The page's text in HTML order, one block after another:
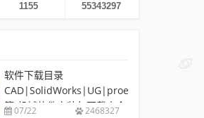
1155 55343297
软件下载目录
CAD|SolidWorks|UG|proe
等-机械软件安装包下载大全
07/22 2468327